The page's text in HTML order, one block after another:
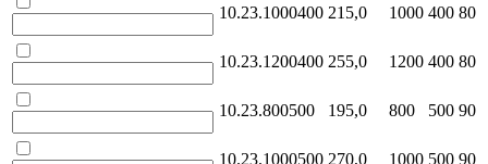
10.23.1000400 215,0 1000 400 80
10.23.1200400 255,0 1200 400 80
10.23.800500 195,0 800 500 90
10.23.1000500 270,0 1000 500 90